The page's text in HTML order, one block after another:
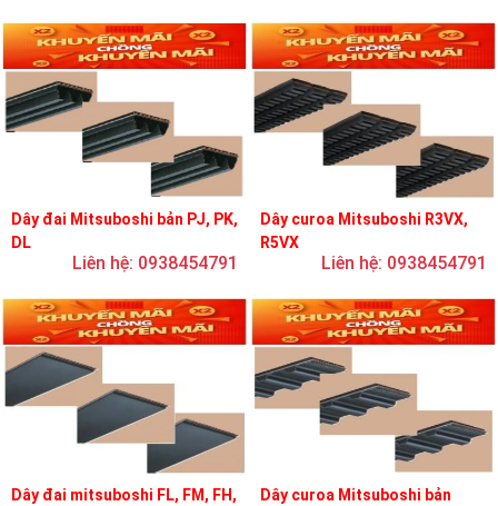
Dây đai Mitsuboshi bản PJ, PK,
DL
Liên hệ: 0938454791
Dây curoa Mitsuboshi R3VX,
R5VX
Liên hệ: 0938454791
Dây đai mitsuboshi FL, FM, FH,
Dây curoa Mitsuboshi bản